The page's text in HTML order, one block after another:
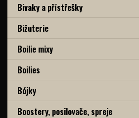
Bivaky a přístřešky
Bižuterie
Boilie mixy
Boilies
Bójky
Boostery, posilovače, spreje